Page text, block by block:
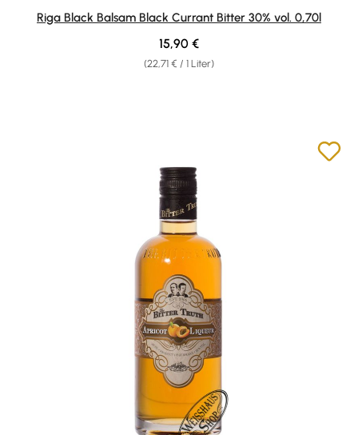
Durchschnittliche Bewertung von 4.97 von 5 Sternen
Riga Black Balsam Black Currant Bitter 30% vol. 0,70l
(22,71 € / 1 Liter)
Regulärer Preis:
15,90 €